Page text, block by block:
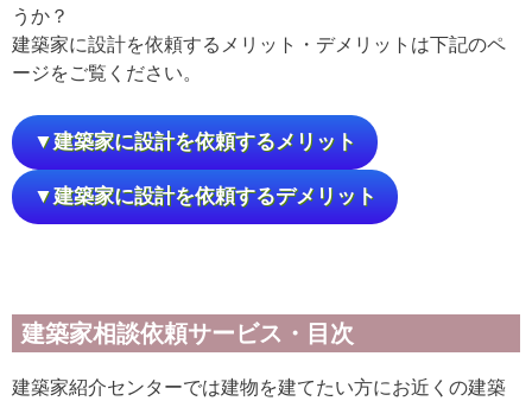
うか？
建築家に設計を依頼するメリット・デメリットは下記のペ
ージをご覧ください。
▼建築家に設計を依頼するメリット
▼建築家に設計を依頼するデメリット
建築家相談依頼サービス・目次
建築家紹介センターでは建物を建てたい方にお近くの建築